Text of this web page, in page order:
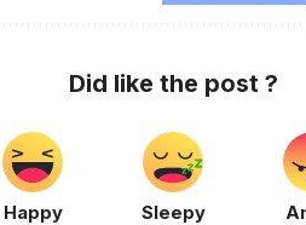
Did like the post ?
Happy Sleepy